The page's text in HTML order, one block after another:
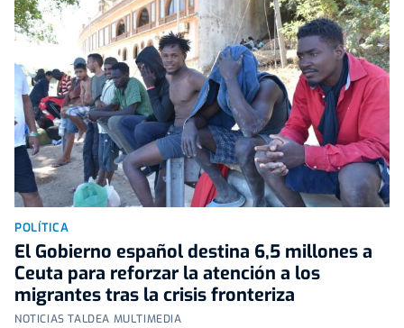
POLÍTICA
El Gobierno español destina 6,5 millones a
Ceuta para reforzar la atención a los
migrantes tras la crisis fronteriza
NOTICIAS TALDEA MULTIMEDIA